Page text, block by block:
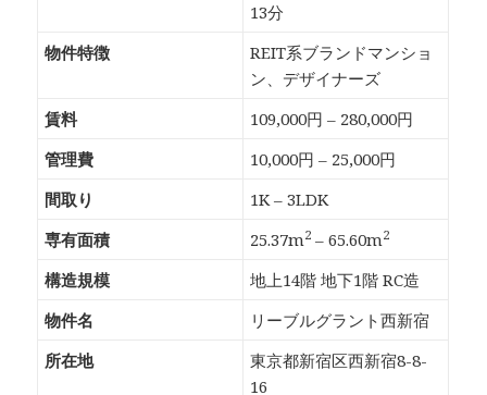
13分
物件特徴
REIT系ブランドマンショ
ン、デザイナーズ
賃料
109,000円 – 280,000円
管理費
10,000円 – 25,000円
間取り
1K – 3LDK
専有面積
25.37m2 – 65.60m2
構造規模
地上14階 地下1階 RC造
物件名
リーブルグラント西新宿
所在地
東京都新宿区西新宿8-8-
16